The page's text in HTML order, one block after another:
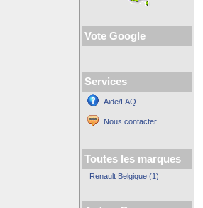
Vote Google
Services
Aide/FAQ
Nous contacter
Toutes les marques
Renault Belgique (1)